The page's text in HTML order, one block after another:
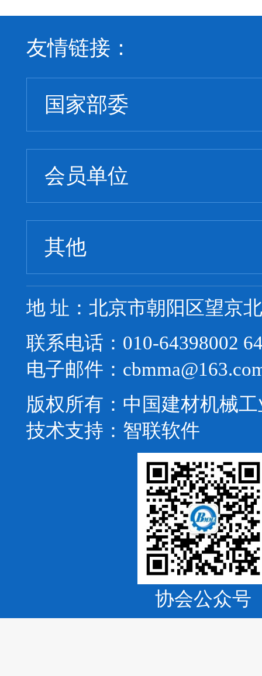
友情链接：
国家部委
会员单位
其他
地 址：北京市朝阳区望京
联系电话：010-64398002
电子邮件：
版权所有：中国建材机械
技术支持： 智联软件
协会公众号